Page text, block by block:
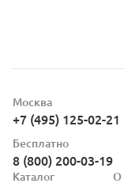
Москва
+7 (495) 125-02-21
Бесплатно
8 (800) 200-03-19
Каталог О